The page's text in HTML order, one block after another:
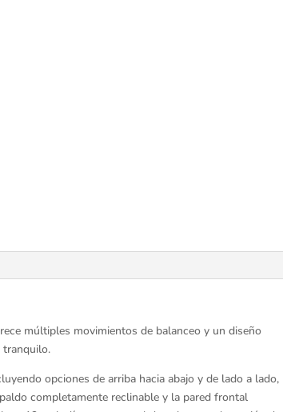
múltiples movimientos de balanceo y un diseño
tranquilo.
opciones de arriba hacia abajo y de lado a lado,
completamente reclinable y la pared frontal